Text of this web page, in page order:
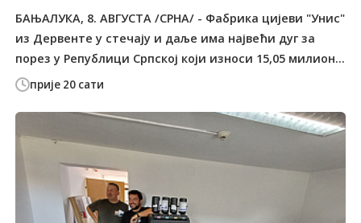
прије 20 сати
БАЊАЛУКА, 8. АВГУСТА /СРНА/ - Фабрика цијеви "Унис"
из Дервенте у стечају и даље има највећи дуг за
порез у Републици Српској који износи 15,05 милион...